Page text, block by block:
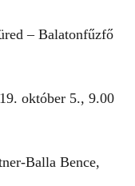
– Balatonfűzfő
október 5., 9.00
Balla Bence,